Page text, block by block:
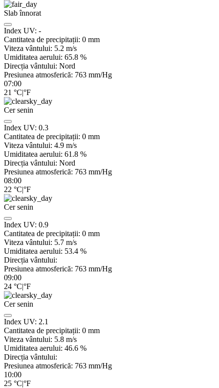
Slab înnorat
Index UV: -
Cantitatea de precipitații: 0 mm
Viteza vântului: 5.2 m/s
Umiditatea aerului: 65.8 %
Direcția vântului: Nord
Presiunea atmosferică: 763 mm/Hg
07:00
21 °C|°F
Cer senin
Index UV: 0.3
Cantitatea de precipitații: 0 mm
Viteza vântului: 4.9 m/s
Umiditatea aerului: 61.8 %
Direcția vântului: Nord
Presiunea atmosferică: 763 mm/Hg
08:00
22 °C|°F
Cer senin
Index UV: 0.9
Cantitatea de precipitații: 0 mm
Viteza vântului: 5.7 m/s
Umiditatea aerului: 53.4 %
Direcția vântului:
Presiunea atmosferică: 763 mm/Hg
09:00
24 °C|°F
Cer senin
Index UV: 2.1
Cantitatea de precipitații: 0 mm
Viteza vântului: 5.8 m/s
Umiditatea aerului: 46.6 %
Direcția vântului:
Presiunea atmosferică: 763 mm/Hg
10:00
25 °C|°F